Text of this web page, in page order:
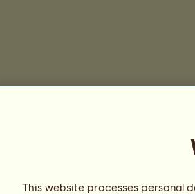
This website processes personal